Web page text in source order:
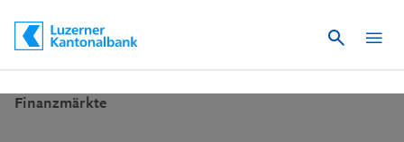
Suche
Finanzmärkte